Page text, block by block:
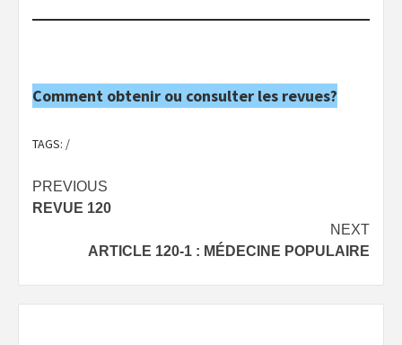
Comment obtenir ou consulter les revues?
TAGS: /
Post
navigation
PREVIOUS
REVUE 120
NEXT
ARTICLE 120-1 : MÉDECINE POPULAIRE